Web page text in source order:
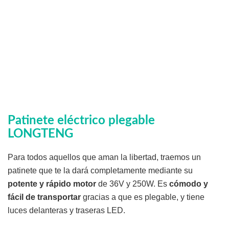
Patinete eléctrico plegable
LONGTENG
Para todos aquellos que aman la libertad, traemos un
patinete que te la dará completamente mediante su
potente y rápido motor de 36V y 250W. Es cómodo y
fácil de transportar gracias a que es plegable, y tiene
luces delanteras y traseras LED.